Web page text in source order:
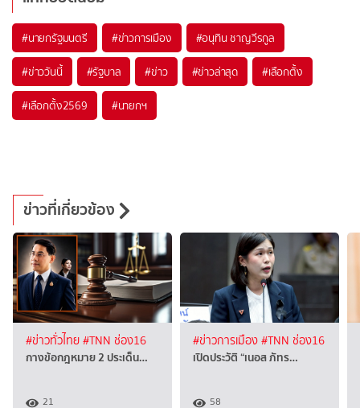
#นายกรัฐมนตรี #ข่าวการเมือง #อนุทิน ชาญวีรกูล
#ข่าววันนี้ #รัฐบาล #ข่าว #ข่าวล่าสุด #เลือกตั้ง
#เลือกตั้ง2569 #นายกฯ
ข่าวที่เกี่ยวข้อง
#ข่าวทั่วไทย#TNN ช่อง16
กางข้อกฎหมาย 2 ประเด็น…
21
#ข่าวการเมือง#TNN ช่อง16
เปิดประวัติ “เนอส ภัทร…
58